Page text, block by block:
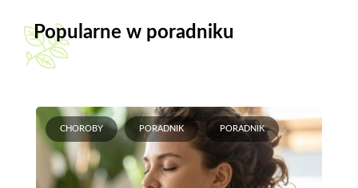
Popularne w poradniku
CHOROBY PORADNIK PORADNIK